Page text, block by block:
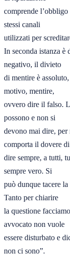
comprende
stessi canali
utilizzati per
In seconda istanza è
negativo, il divieto
di mentire è
motivo, mentire,
ovvero dire il falso.
possono e non si
devono mai dire,
comporta il dovere di
dire sempre, a tutti,
sempre vero. Si
può dunque tacere
Tanto per chiarire
la questione
avvocato non vuole
essere disturbato e
non ci sono”.